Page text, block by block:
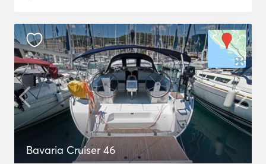
Bavaria Cruiser 46